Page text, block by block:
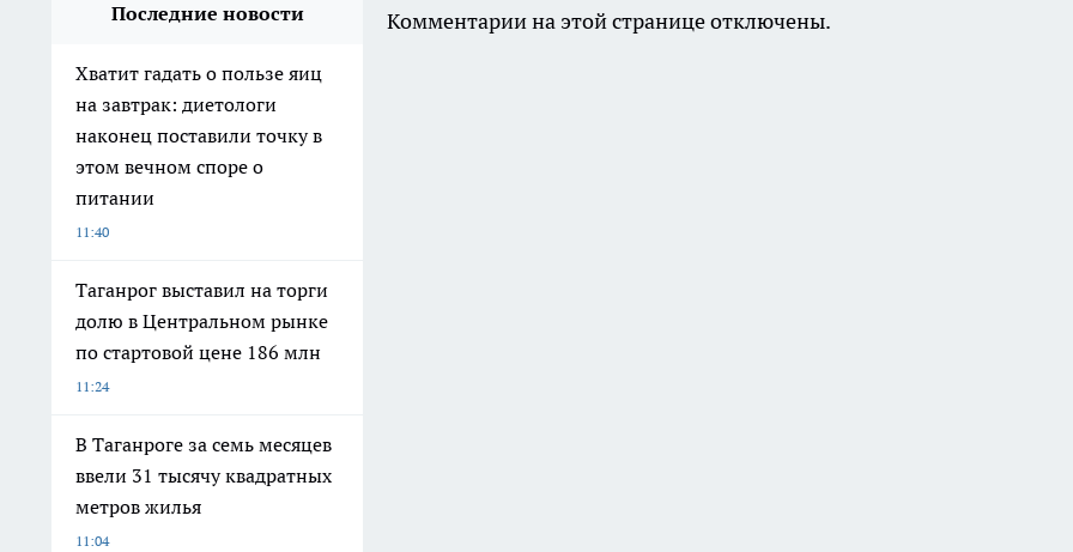
Последние новости
Хватит гадать о пользе яиц
на завтрак: диетологи
наконец поставили точку в
этом вечном споре о
питании
11:40
Таганрог выставил на торги
долю в Центральном рынке
по стартовой цене 186 млн
11:24
В Таганроге за семь месяцев
ввели 31 тысячу квадратных
метров жилья
11:04
Комментарии на этой странице отключены.